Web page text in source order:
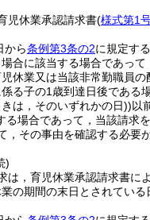
児休業承認請求書(様式第1
から条例第3条の2に規定す
合に該当する場合であっ
休業又は当該非常勤職員の
る子の1歳到達日後である
は，そのいずれかの日))以
る場合であって，当該請求
，その事由を確認する必要
)
は，育児休業承認請求書に
の期間の末日とされている